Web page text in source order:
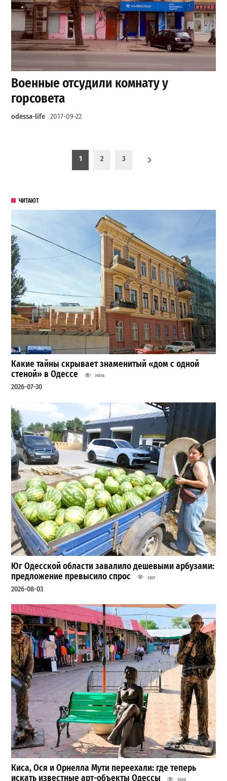
Военные отсудили комнату у
горсовета
odessa-life 2017-09-22
Пагинация записей
1 2 3
ЧИТАЮТ
Какие тайны скрывает знаменитый «дом с одной
стеной» в Одессе
34164
2026-07-30
Юг Одесской области завалило дешевыми арбузами:
предложение превысило спрос
3657
2026-08-03
Киса, Ося и Орнелла Мути переехали: где теперь
искать известные арт-объекты Одессы
2406